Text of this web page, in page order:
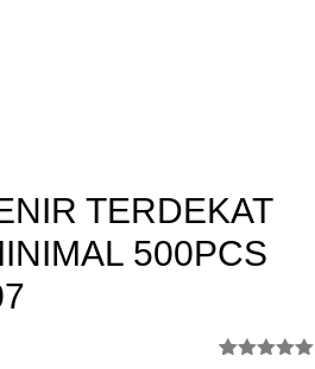
TERDEKAT
500PCS